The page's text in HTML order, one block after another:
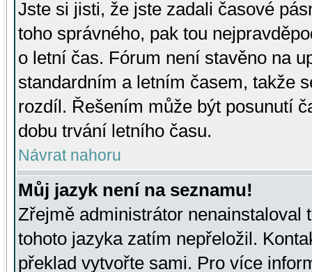
Jste si jisti, že jste zadali časové
toho správného, pak tou
o letní čas. Fórum není stavěno na
standardním a letním časem, takže
rozdíl. Řešením může být posunutí
dobu trvání letního času.
Návrat nahoru
Můj jazyk není na seznamu!
Zřejmě administrátor nenainstaloval
tohoto jazyka zatím nepřeložil.
překlad vytvořte sami. Pro více